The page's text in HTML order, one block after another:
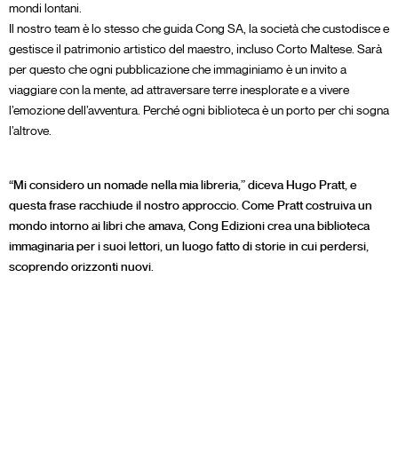
mondi lontani.
Il nostro team è lo stesso che guida Cong SA, la società che custodisce e
gestisce il patrimonio artistico del maestro, incluso Corto Maltese. Sarà
per questo che ogni pubblicazione che immaginiamo è un invito a
viaggiare con la mente, ad attraversare terre inesplorate e a vivere
l’emozione dell’avventura. Perché ogni biblioteca è un porto per chi sogna
l’altrove.
“Mi considero un nomade nella mia libreria,” diceva Hugo Pratt, e
questa frase racchiude il nostro approccio. Come Pratt costruiva un
mondo intorno ai libri che amava, Cong Edizioni crea una biblioteca
immaginaria per i suoi lettori, un luogo fatto di storie in cui perdersi,
scoprendo orizzonti nuovi.